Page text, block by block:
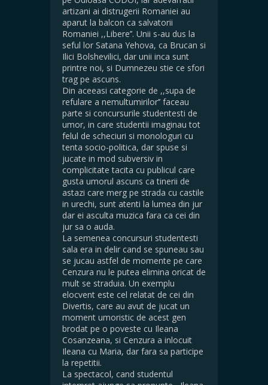
artizani ai distrugerii Romaniei au
aparut la balcon ca salvatorii
Romaniei ,,Libere’’. Unii s-au dus la
seful lor Satana Yehova, ca Brucan si
Ilici Bolshevilici, dar unii inca sunt
printre noi, si Dumnezeu stie ce sfori
trag pe ascuns.
Din aceeasi categorie de ,,supa de
refulare a nemultumirilor’’ faceau
parte si concursurile studentesti de
umor, in care studentii imaginau tot
felul de scheciuri si monologuri cu
tenta socio-politica, dar spuse si
jucate in mod subversiv in
complicitate tacita cu publicul care
gusta umorul ascuns ca tinerii de
astazi care merg pe strada cu castile
in urechi, sunt atenti la lumea din jur
dar ei asculta muzica fara ca cei din
jur sa o auda.
La semenea concursuri studentesti
sala era in delir cand se spuneau sau
se jucau astfel de momente pe care
Cenzura nu le putea elimina oricat de
mult se straduia. Un exemplu
elocvent este cel relatat de cei din
Divertis, care au avut de jucat un
moment umoristic de acest gen
brodat pe o poveste cu Ileana
Cosanzeana, si Cenzura a inlocuit
Ileana cu Maria, dar fara sa participe
la repetitii.
La spectacol, cand studentul